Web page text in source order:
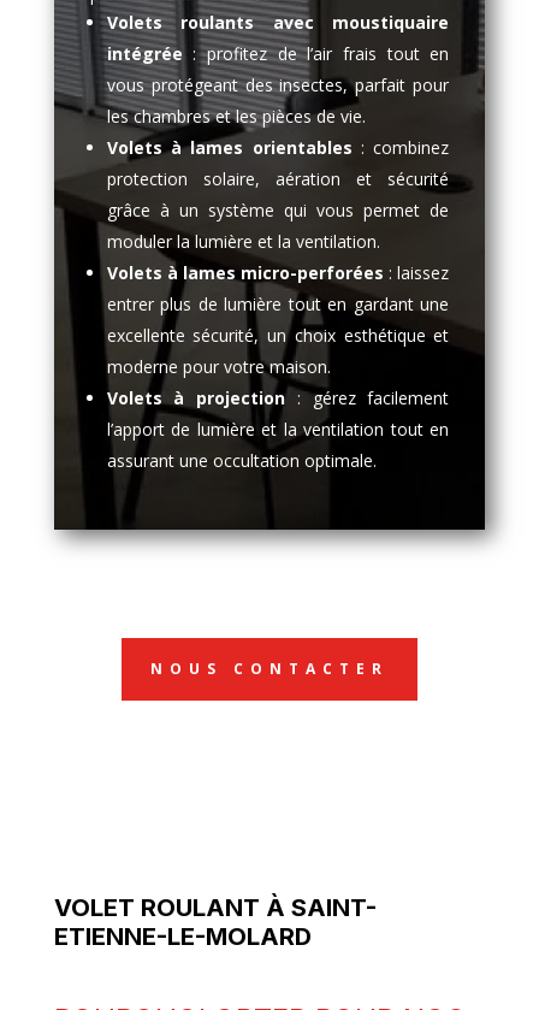
Volets roulants avec moustiquaire
intégrée : profitez de l’air frais tout en
vous protégeant des insectes, parfait pour
les chambres et les pièces de vie.
Volets à lames orientables : combinez
protection solaire, aération et sécurité
grâce à un système qui vous permet de
moduler la lumière et la ventilation.
Volets à lames micro-perforées : laissez
entrer plus de lumière tout en gardant une
excellente sécurité, un choix esthétique et
moderne pour votre maison.
Volets à projection: gérez facilement
l’apport de lumière et la ventilation tout en
assurant une occultation optimale.
NOUS CONTACTER
VOLET ROULANT À SAINT-
ETIENNE-LE-MOLARD